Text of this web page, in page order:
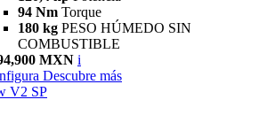
94 Nm Torque
180 kg PESO HÚMEDO SIN
COMBUSTIBLE
MXN i
Descubre más
V2 SP